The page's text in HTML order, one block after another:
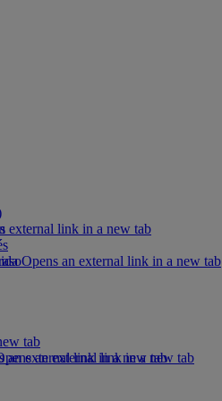
Opens an external link in a new tab
an external link in a new tab
external link in a new tab
tab
an external link in a new tab